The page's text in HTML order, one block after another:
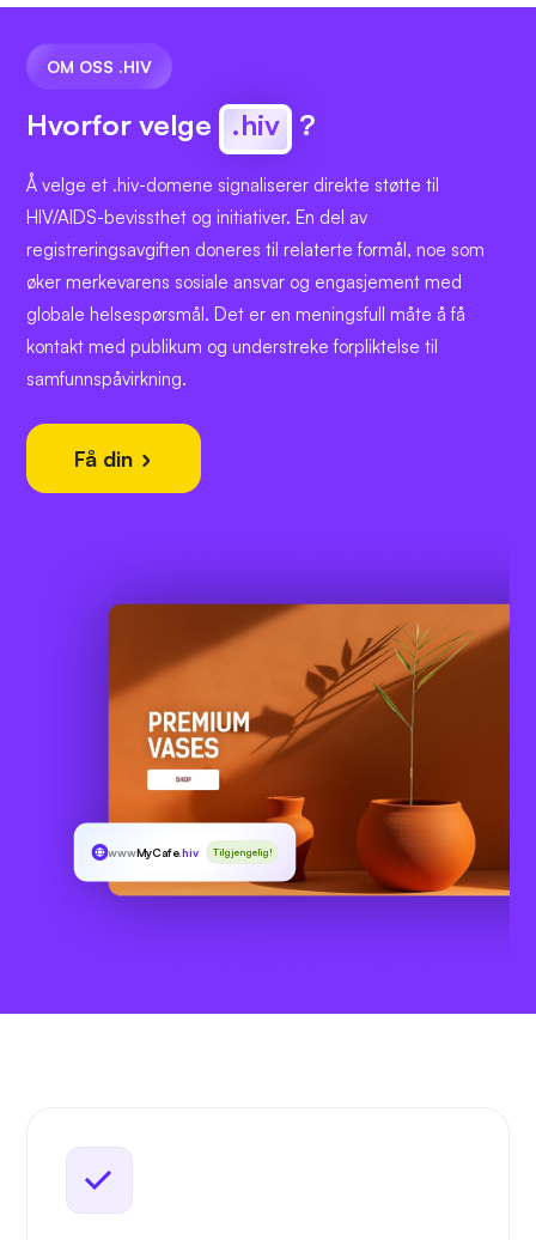
OM OSS .HIV
Hvorfor velge .hiv ?
Å velge et .hiv-domene signaliserer direkte støtte til
HIV/AIDS-bevissthet og initiativer. En del av
registreringsavgiften doneres til relaterte formål, noe som
øker merkevarens sosiale ansvar og engasjement med
globale helsespørsmål. Det er en meningsfull måte å få
kontakt med publikum og understreke forpliktelse til
samfunnspåvirkning.
Få din
wwwMyCafe.hiv Tilgjengelig!